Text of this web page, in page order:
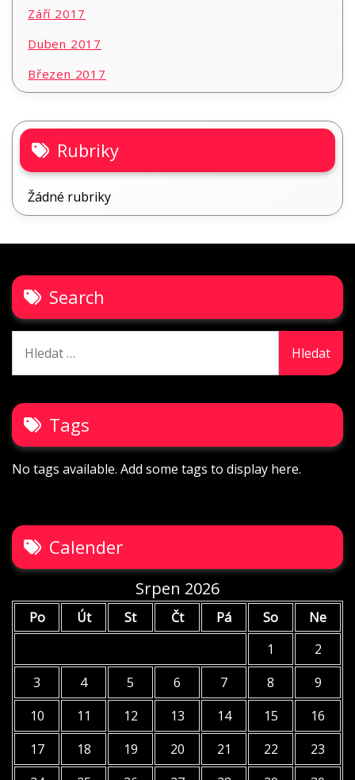
Září 2017
Duben 2017
Březen 2017
Rubriky
Žádné rubriky
Search
Tags
No tags available. Add some tags to display here.
Calender
Srpen 2026
Po Út St Čt Pá So
Ne
1
2
3
4 5 6 7 8
9
10
11 12 13 14 15
16
17
18 19 20 21 22
23